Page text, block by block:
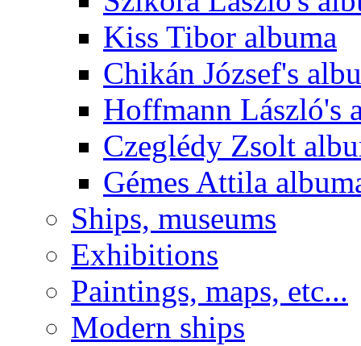
Kiss Tibor albuma
Chikán József's
Hoffmann László's
Czeglédy Zsolt
Gémes Attila
Ships, museums
Exhibitions
Paintings, maps, etc...
Modern ships